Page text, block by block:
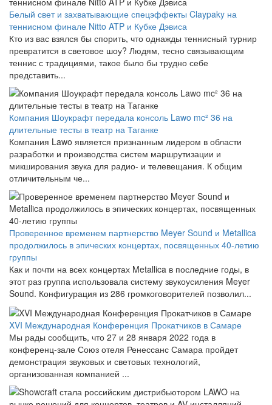
Белый свет и захватывающие спецэффекты Claypaky на
теннисном финале Nitto ATP и Кубке Дэвиса
Кто из вас взялся бы спорить, что однажды теннисный турнир
превратится в световое шоу? Людям, тесно связывающим
теннис с традициями, такое было бы трудно себе
представить...
Компания Шоукрафт передала консоль Lawo mc² 36 на
длительные тесты в театр на Таганке
Компания Lawo является признанным лидером в области
разработки и производства систем маршрутизации и
микширования звука для радио- и телевещания. К общим
отличительным че...
Проверенное временем партнерство Meyer Sound и Metallica
продолжилось в эпических концертах, посвященных 40-летию
группы
Как и почти на всех концертах Metallica в последние годы, в
этот раз группа использовала систему звукоусиления Meyer
Sound. Конфигурация из 286 громкоговорителей позволил...
XVI Международная Конференция Прокатчиков в Самаре
Мы рады сообщить, что 27 и 28 января 2022 года в
конференц-зале Союз отеля Ренессанс Самара пройдет
демонстрация звуковых и световых технологий,
организованная компанией ...